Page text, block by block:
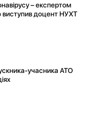
– експертом
виступив доцент НУХТ
учасника АТО